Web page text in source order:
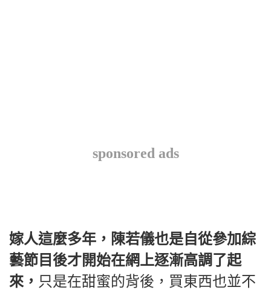
sponsored ads
嫁人這麼多年，陳若儀也是自從參加綜
藝節目後才開始在網上逐漸高調了起
來， 只是在甜蜜的背後，買東西也並不